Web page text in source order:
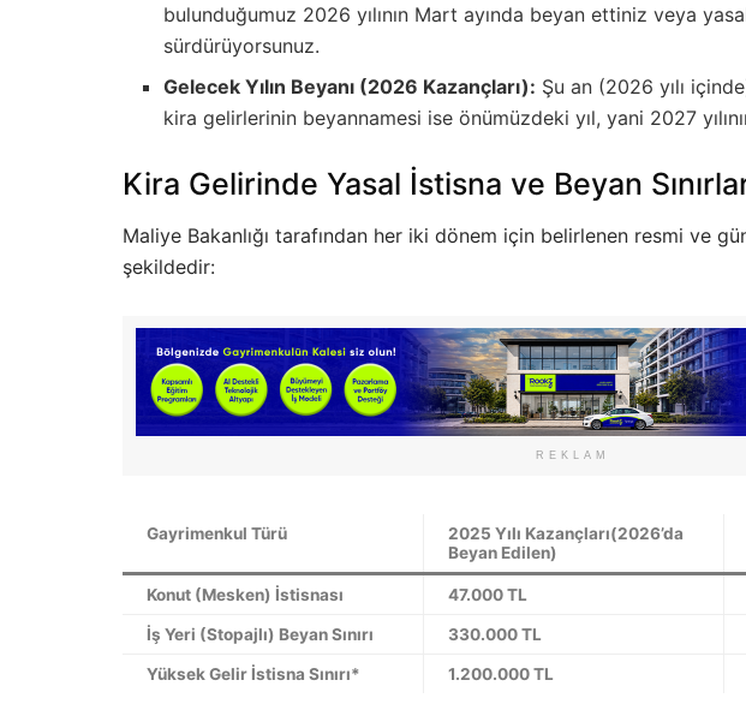
bulunduğumuz 2026 yılının Mart ayında beyan ettiniz veya
sürdürüyorsunuz.
Gelecek Yılın Beyanı (2026 Kazançları): Şu an (2026 yılı
kira gelirlerinin beyannamesi ise önümüzdeki yıl, yani 2027
Kira Gelirinde Yasal İstisna ve Beyan
Maliye Bakanlığı tarafından her iki dönem için belirlenen resmi ve
şekildedir:
REKLAM
Gayrimenkul Türü
2025 Yılı Kazançları(2026’da
Beyan Edilen)
Konut (Mesken) İstisnası 47.000 TL
İş Yeri (Stopajlı) Beyan Sınırı 330.000 TL
Yüksek Gelir İstisna Sınırı* 1.200.000 TL